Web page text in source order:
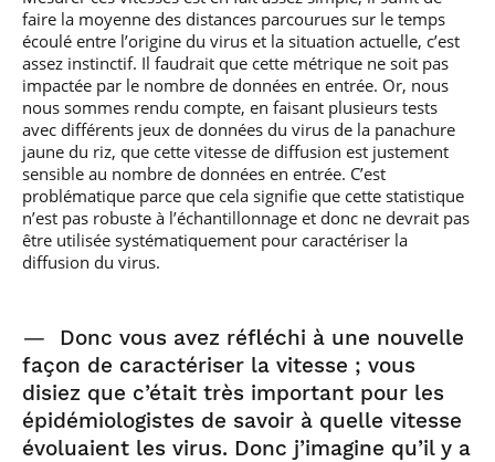
faire la moyenne des distances parcourues sur le temps
écoulé entre l’origine du virus et la situation actuelle, c’est
assez instinctif. Il faudrait que cette métrique ne soit pas
impactée par le nombre de données en entrée. Or, nous
nous sommes rendu compte, en faisant plusieurs tests
avec différents jeux de données du virus de la panachure
jaune du riz, que cette vitesse de diffusion est justement
sensible au nombre de données en entrée. C’est
problématique parce que cela signifie que cette statistique
n’est pas robuste à l’échantillonnage et donc ne devrait pas
être utilisée systématiquement pour caractériser la
diffusion du virus.
—
Donc vous avez réfléchi à une nouvelle
façon de caractériser la vitesse ; vous
disiez que c’était très important pour les
épidémiologistes de savoir à quelle vitesse
évoluaient les virus. Donc j’imagine qu’il y a